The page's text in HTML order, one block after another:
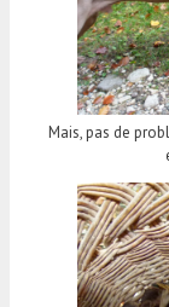
Mais, pas de